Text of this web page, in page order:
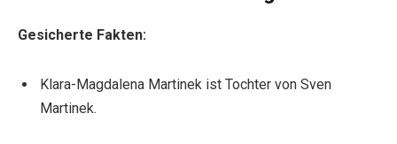
Gesicherte Fakten:
Klara-Magdalena Martinek ist Tochter von Sven
Martinek.